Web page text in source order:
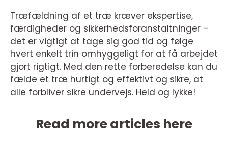
Træfældning af et træ kræver ekspertise,
færdigheder og sikkerhedsforanstaltninger –
det er vigtigt at tage sig god tid og følge
hvert enkelt trin omhyggeligt for at få arbejdet
gjort rigtigt. Med den rette forberedelse kan du
fælde et træ hurtigt og effektivt og sikre, at
alle forbliver sikre undervejs. Held og lykke!
Read more articles here